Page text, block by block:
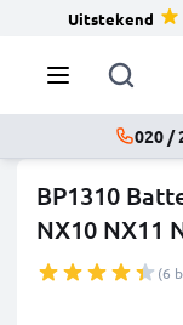
Uitstekend
020 /
BP1310
NX10 NX11
(6